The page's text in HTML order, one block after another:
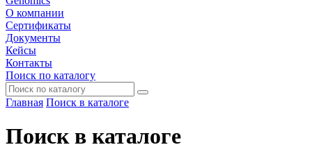
О компании
Сертификаты
Документы
Кейсы
Контакты
Поиск по каталогу
Главная Поиск в каталоге
Поиск в каталоге